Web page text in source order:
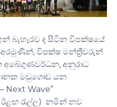
බැහැරව ද සිටින විපක්ෂයේ
අරමුණින්, විපක්ෂ මන්ත්‍රීවරුන්
අබේගුණවර්ධන, අනුරාධ
මඩුගොඩ යන
Wave”
රැල්ල) නමින් නව